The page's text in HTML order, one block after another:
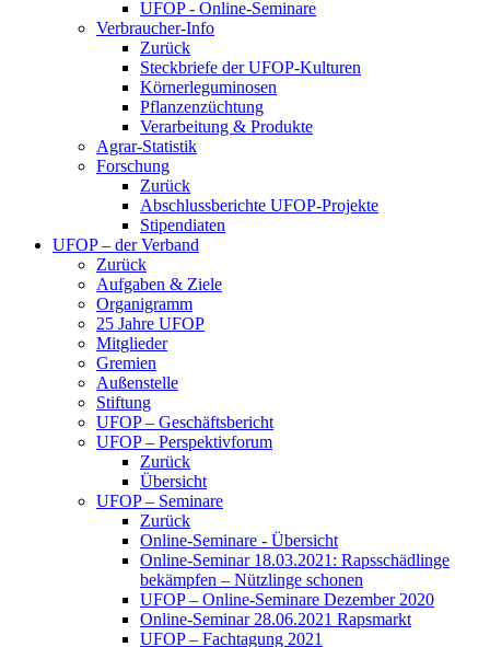
UFOP - Online-Seminare
Verbraucher-Info
Zurück
Steckbriefe der UFOP-Kulturen
Körnerleguminosen
Pflanzenzüchtung
Verarbeitung & Produkte
Agrar-Statistik
Forschung
Zurück
Abschlussberichte UFOP-Projekte
Stipendiaten
UFOP – der Verband
Zurück
Aufgaben & Ziele
Organigramm
25 Jahre UFOP
Mitglieder
Gremien
Außenstelle
Stiftung
UFOP – Geschäftsbericht
UFOP – Perspektivforum
Zurück
Übersicht
UFOP – Seminare
Zurück
Online-Seminare - Übersicht
Online-Seminar 18.03.2021: Rapsschädlinge
bekämpfen – Nützlinge schonen
UFOP – Online-Seminare Dezember 2020
Online-Seminar 28.06.2021 Rapsmarkt
UFOP – Fachtagung 2021